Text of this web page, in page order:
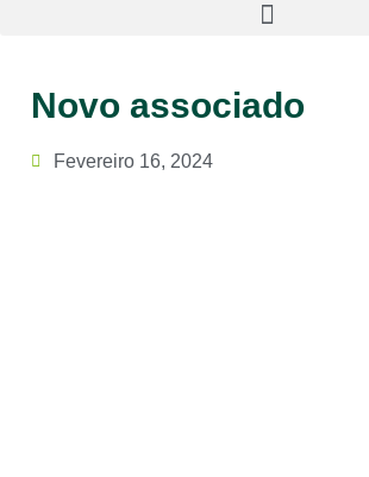
Novo associado
Fevereiro 16, 2024